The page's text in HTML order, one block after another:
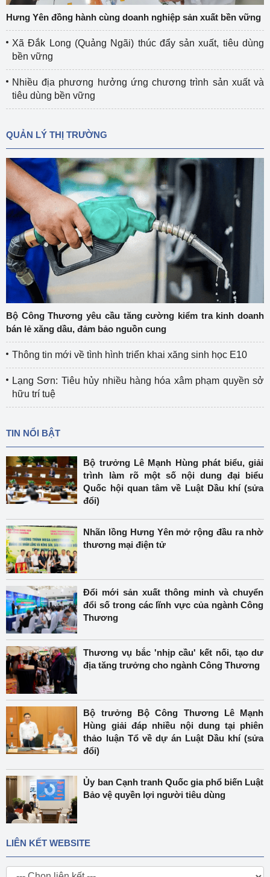
Hưng Yên đồng hành cùng doanh nghiệp sản xuất bền vững
Xã Đắk Long (Quảng Ngãi) thúc đẩy sản xuất, tiêu dùng
bền vững
Nhiều địa phương hưởng ứng chương trình sản xuất và
tiêu dùng bền vững
QUẢN LÝ THỊ TRƯỜNG
Bộ Công Thương yêu cầu tăng cường kiểm tra kinh doanh
bán lẻ xăng dầu, đảm bảo nguồn cung
Thông tin mới về tình hình triển khai xăng sinh học E10
Lạng Sơn: Tiêu hủy nhiều hàng hóa xâm phạm quyền sở
hữu trí tuệ
TIN NỔI BẬT
Bộ trưởng Lê Mạnh Hùng phát biểu, giải
trình làm rõ một số nội dung đại biểu
Quốc hội quan tâm về Luật Dầu khí (sửa
đổi)
Nhãn lồng Hưng Yên mở rộng đầu ra nhờ
thương mại điện tử
Đổi mới sản xuất thông minh và chuyển
đổi số trong các lĩnh vực của ngành Công
Thương
Thương vụ bắc 'nhịp cầu' kết nối, tạo dư
địa tăng trưởng cho ngành Công Thương
Bộ trưởng Bộ Công Thương Lê Mạnh
Hùng giải đáp nhiều nội dung tại phiên
thảo luận Tổ về dự án Luật Dầu khí (sửa
đổi)
Ủy ban Cạnh tranh Quốc gia phổ biến Luật
Bảo vệ quyền lợi người tiêu dùng
LIÊN KẾT WEBSITE